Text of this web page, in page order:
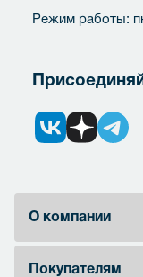
Режим работы:
О компании
Покупателям